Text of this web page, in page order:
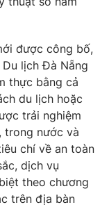
được công bố,
lịch Đà Nẵng
thực bằng cả
du lịch hoặc
trải nghiệm
trong nước và
chí về an toàn
dịch vụ
theo chương
trên địa bàn